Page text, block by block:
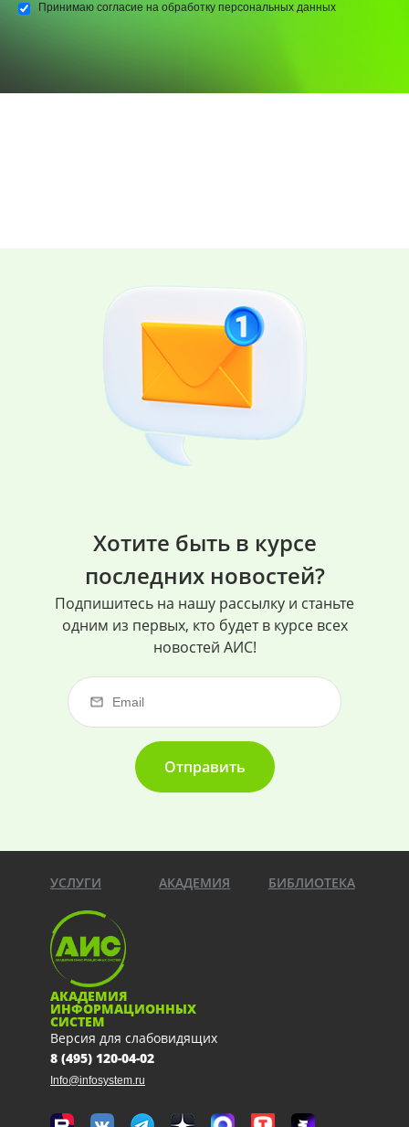
Принимаю согласие на обработку персональных данных
Хотите быть в курсе
последних новостей?
Подпишитесь на нашу рассылку и станьте
одним из первых, кто будет в курсе всех
новостей АИС!
Отправить
УСЛУГИ АКАДЕМИЯ БИБЛИОТЕКА
АКАДЕМИЯ
ИНФОРМАЦИОННЫХ
СИСТЕМ
Версия для слабовидящих
8 (495) 120-04-02
Info@infosystem.ru